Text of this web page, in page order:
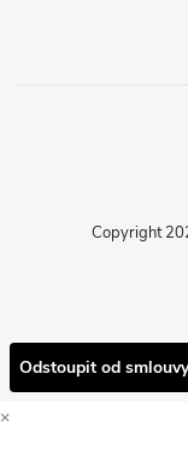
Copyright
Odstoupit od smlouvy
×